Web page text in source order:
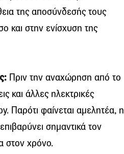
της αποσύνδεσής τους
και στην ενίσχυση της
Πριν την αναχώρηση από το
και άλλες ηλεκτρικές
Παρότι φαίνεται αμελητέα, η
σημαντικά τον
στον χρόνο.